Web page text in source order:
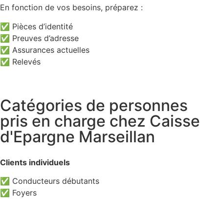
En fonction de vos besoins, préparez :
✅ Pièces d’identité
✅ Preuves d’adresse
✅ Assurances actuelles
✅ Relevés
Catégories de personnes
pris en charge chez Caisse
d'Epargne Marseillan
Clients individuels
✅ Conducteurs débutants
✅ Foyers